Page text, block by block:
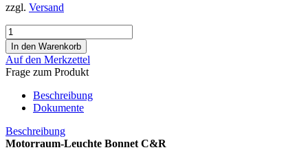
zzgl. Versand
Auf den Merkzettel
Frage zum Produkt
Beschreibung
Dokumente
Beschreibung
Motorraum-Leuchte Bonnet C&R